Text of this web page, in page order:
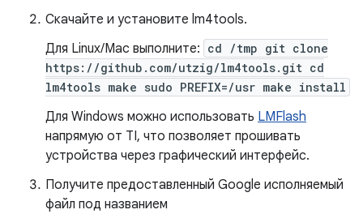
Скачайте и установите lm4tools.
Для Linux/Mac выполните: cd /tmp git clone
https://github.com/utzig/lm4tools.git cd
lm4tools make sudo PREFIX=/usr make install
Для Windows можно использовать LMFlash
напрямую от TI, что позволяет прошивать
устройства через графический интерфейс.
Получите предоставленный Google исполняемый
файл под названием